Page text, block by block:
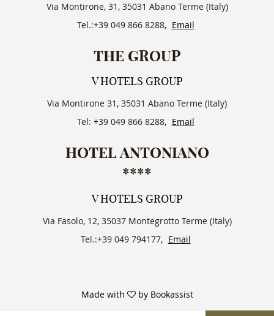
Via Montirone, 31, 35031 Abano Terme (Italy)
Tel.:+39 049 866 8288, Email
THE GROUP
V HOTELS GROUP
Via Montirone 31, 35031 Abano Terme (Italy)
Tel: +39 049 866 8288, Email
HOTEL ANTONIANO
****
V HOTELS GROUP
Via Fasolo, 12, 35037 Montegrotto Terme (Italy)
Tel.:+39 049 794177, Email
Made with by Bookassist